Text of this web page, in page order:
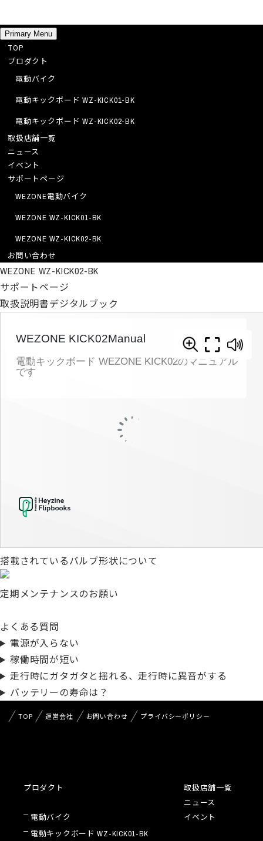
Skip
content
Primary Menu
TOP
プロダクト
電動バイク
電動キックボード WZ-KICK01-BK
電動キックボード WZ-KICK02-BK
取扱店舗一覧
ニュース
イベント
サポートページ
WEZONE電動バイク
WEZONE WZ-KICK01-BK
WEZONE WZ-KICK02-BK
お問い合わせ
WEZONE WZ-KICK02-BK
サポートページ
取扱説明書デジタルブック
搭載されているバルブ形状について
定期メンテナンスのお願い
よくある質問
電源が入らない
稼働時間が短い
走行時にガタガタと揺れる、走行時に異音がする
バッテリーの寿命は？
TOP 運営会社 お問い合わせ プライバシーポリシー
プロダクト
電動バイク
電動キックボード WZ-KICK01-BK
取扱店舗一覧
ニュース
イベント